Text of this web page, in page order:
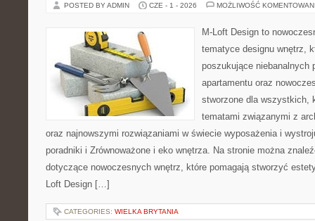
POSTED BY ADMIN CZE - 1 - 2026 MOŻLIWOŚĆ
M-Loft Design to
tematyce designu wnętrz,
poszukujące niebanalnych
apartamentu oraz
stworzone dla wszystkich,
tematami związanymi z
oraz najnowszymi rozwiązaniami w świecie wyposażenia i
poradniki i Zrównoważone i eko wnętrza. Na stronie można
dotyczące nowoczesnych wnętrz, które pomagają stworzyć
Loft Design […]
CATEGORIES: WIELKA BRYTANIA